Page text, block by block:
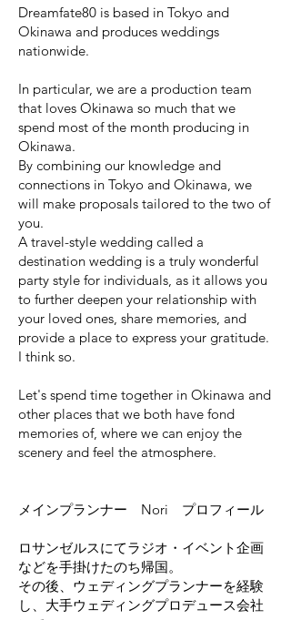
Dreamfate80 is based in Tokyo and
Okinawa and produces weddings
nationwide.
In particular, we are a production team
that loves Okinawa so much that we
spend most of the month producing in
Okinawa.
By combining our knowledge and
connections in Tokyo and Okinawa, we
will make proposals tailored to the two of
you.
A travel-style wedding called a
destination wedding is a truly wonderful
party style for individuals, as it allows you
to further deepen your relationship with
your loved ones, share memories, and
provide a place to express your gratitude.
I think so.
Let's spend time together in Okinawa and
other places that we both have fond
memories of, where we can enjoy the
scenery and feel the atmosphere.
メインプランナー Nori プロフィール
ロサンゼルスにてラジオ・イベント企画
などを手掛けたのち帰国。
その後、ウェディングプランナーを経験
し、大手ウェディングプロデュース会社